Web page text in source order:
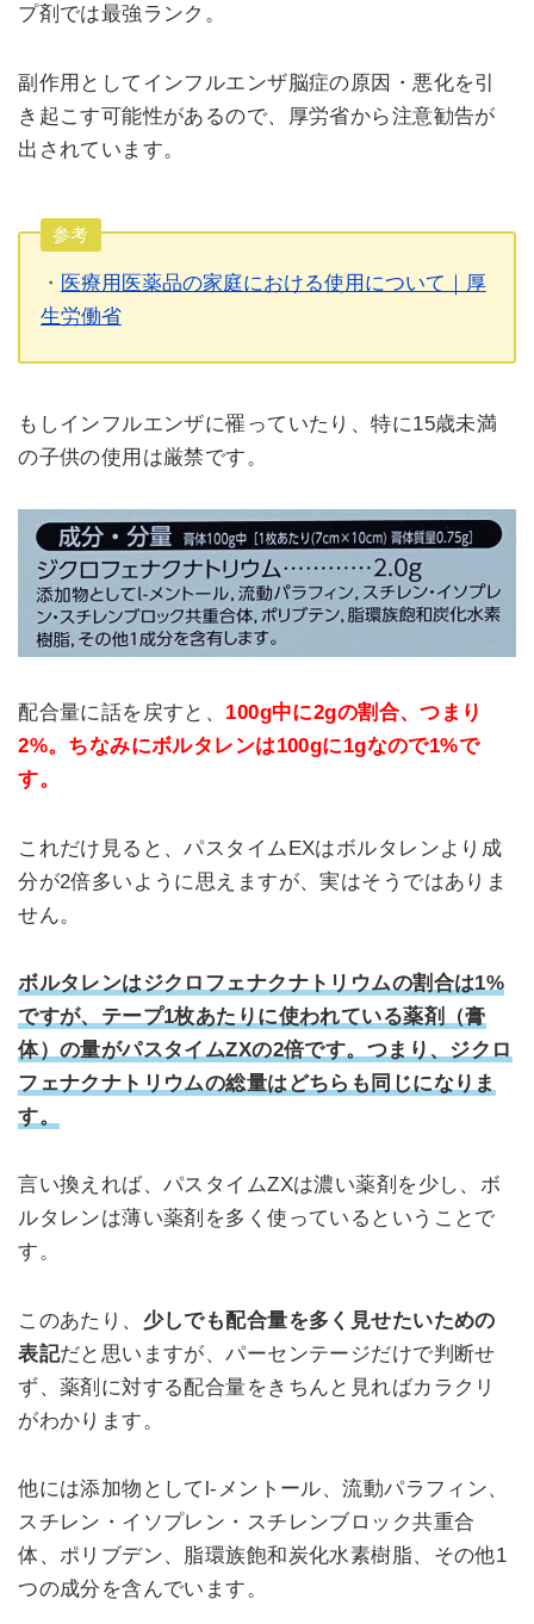
プ剤では最強ランク。
副作用としてインフルエンザ脳症の原因・悪化を引
き起こす可能性があるので、厚労省から注意勧告が
出されています。
参考
・ 医療用医薬品の家庭における使用について｜厚
生労働省
もしインフルエンザに罹っていたり、特に15歳未満
の子供の使用は厳禁です。
配合量に話を戻すと、 100g中に2gの割合、つまり
2%。ちなみにボルタレンは100gに1gなので1%で
す。
これだけ見ると、パスタイムEXはボルタレンより成
分が2倍多いように思えますが、実はそうではありま
せん。
ボルタレンはジクロフェナクナトリウムの割合は1%
ですが、テープ1枚あたりに使われている薬剤（膏
体）の量がパスタイムZXの2倍です。つまり、ジクロ
フェナクナトリウムの総量はどちらも同じになりま
す。
言い換えれば、パスタイムZXは濃い薬剤を少し、ボ
ルタレンは薄い薬剤を多く使っているということで
す。
このあたり、 少しでも配合量を多く見せたいための
表記だと思いますが、パーセンテージだけで判断せ
ず、薬剤に対する配合量をきちんと見ればカラクリ
がわかります。
他には添加物としてl-メントール、流動パラフィン、
スチレン・イソプレン・スチレンブロック共重合
体、ポリブデン、脂環族飽和炭化水素樹脂、その他1
つの成分を含んでいます。